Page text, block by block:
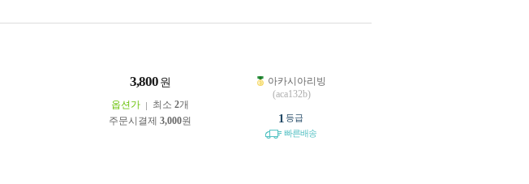
3,800 원
옵션가 최소 2개
주문시결제 3,000원
아카시아리빙
(aca132b)
1 등급
빠른배송